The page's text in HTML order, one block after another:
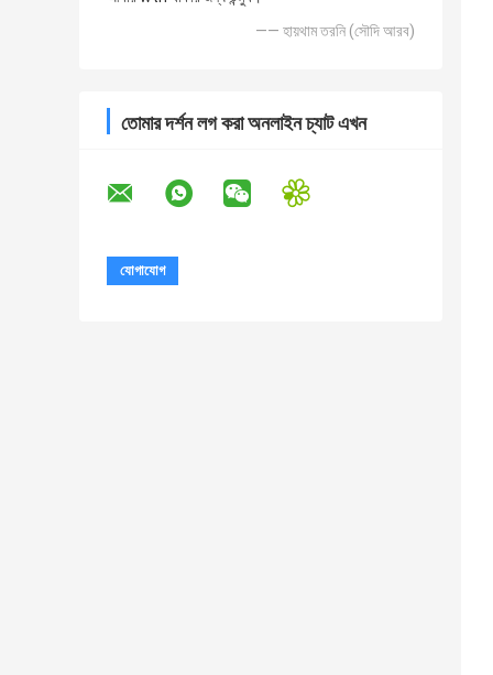
—— হায়থাম তরনি (সৌদি আরব)
তোমার দর্শন লগ করা অনলাইন চ্যাট এখন